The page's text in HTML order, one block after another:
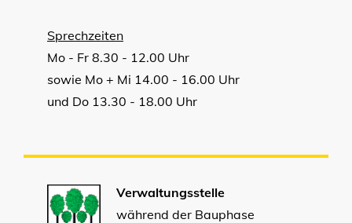
Sprechzeiten
Mo - Fr 8.30 - 12.00 Uhr
sowie Mo + Mi 14.00 - 16.00 Uhr
und Do 13.30 - 18.00 Uhr
Verwaltungsstelle
während der Bauphase